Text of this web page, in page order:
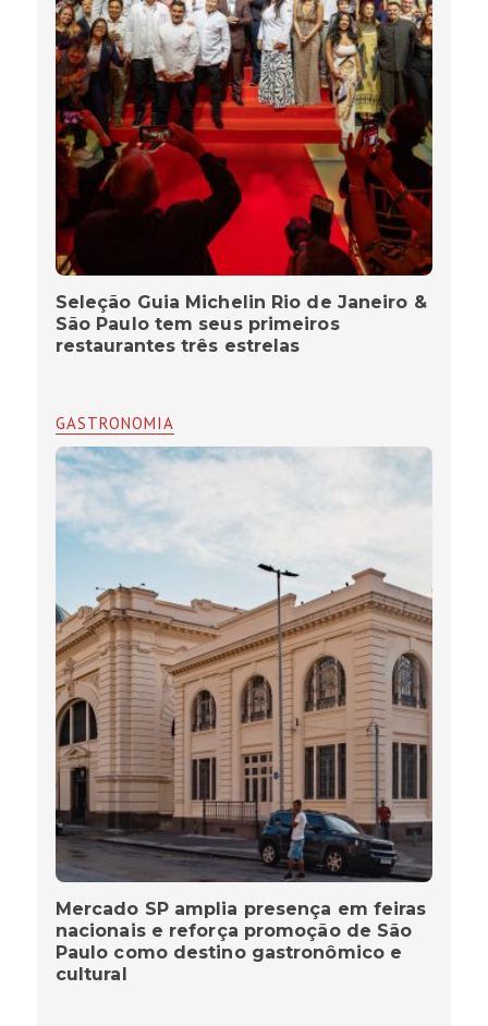
Seleção Guia Michelin Rio de Janeiro &
São Paulo tem seus primeiros
restaurantes três estrelas
GASTRONOMIA
Mercado SP amplia presença em feiras
nacionais e reforça promoção de São
Paulo como destino gastronômico e
cultural